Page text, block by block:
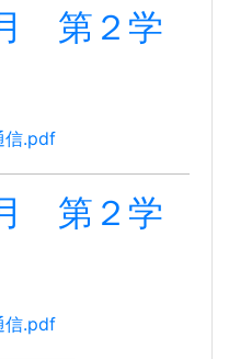
第２学
信.pdf
第２学
信.pdf